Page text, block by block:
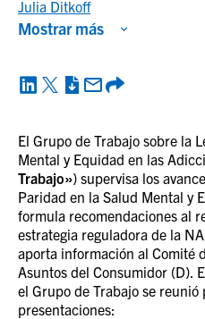
El Grupo de Trabajo sobre la
Mental y Equidad en las
Trabajo») supervisa los
Paridad en la Salud Mental y
formula recomendaciones al
estrategia reguladora de la
aporta información al Comité
Asuntos del Consumidor (D).
el Grupo de Trabajo se
presentaciones:
Julia Ditkoff
Mostrar más